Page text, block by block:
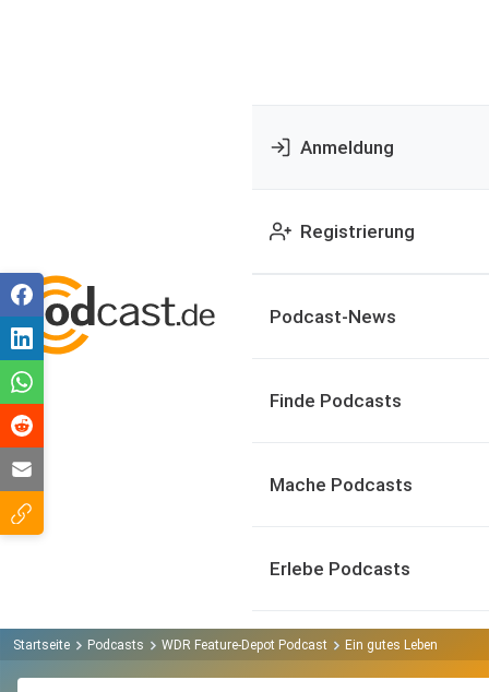
Anmeldung
Registrierung
Podcast-News
Finde Podcasts
Mache Podcasts
Erlebe Podcasts
Startseite Podcasts WDR Feature-Depot Podcast Ein gutes Leben haben